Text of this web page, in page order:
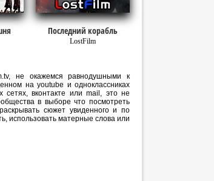
Последний корабль
LostFilm
не окажемся равнодушными к
на youtube и одноклассниках
вконтакте или mail, это не
в выборе что посмотреть
сюжет увиденного и по
использовать матерные слова или